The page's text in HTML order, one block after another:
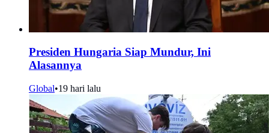
Presiden Hungaria Siap Mundur, Ini
Alasannya
Global•19 hari lalu